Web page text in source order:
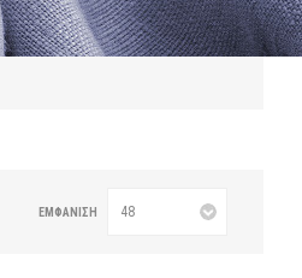
ΕΜΦΆΝΙΣΗ